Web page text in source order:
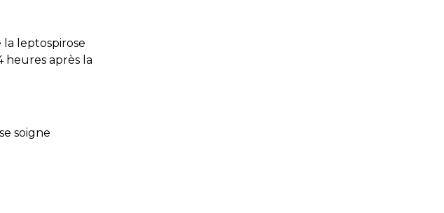
leptospirose
heures après la
soigne